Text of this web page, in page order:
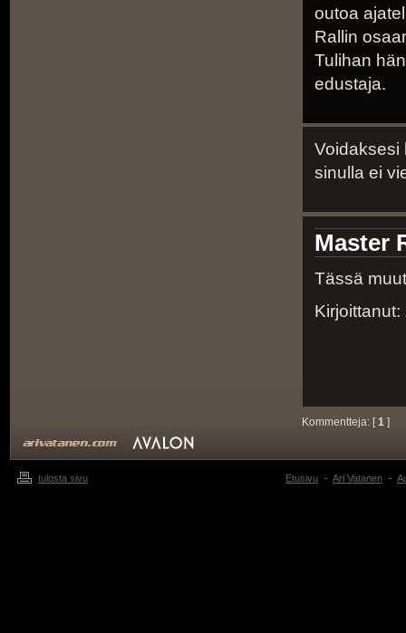
outoa
Rallin
Tulihan
edustaja.
Voidaksesi
sinulla ei
Master
Tässä
Kirjoittanut:
Kommentteja: [1 ]
tulosta sivu Etusivu Ari Vatanen